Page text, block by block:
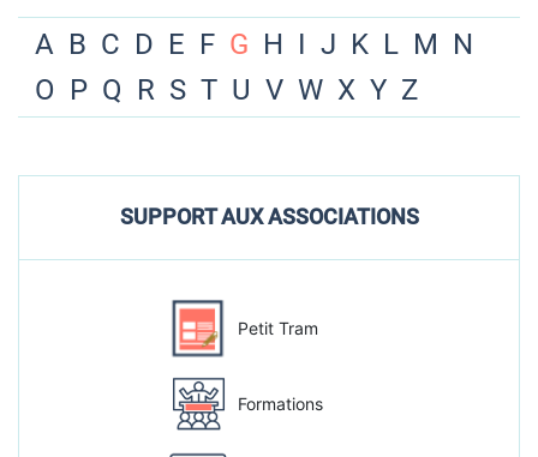
A B C D E F G H I J K L M N
O P Q R S T U V W X Y Z
SUPPORT AUX ASSOCIATIONS
Petit Tram
Formations